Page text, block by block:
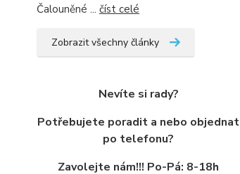
Čalouněné ... číst celé
Zobrazit všechny články
Nevíte si rady?
Potřebujete poradit a nebo objednat
po telefonu?
Zavolejte nám!!! Po-Pá: 8-18h